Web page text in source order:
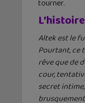
tourner.
L’histoire
Altek est le
Pourtant, ce
rêve que de
cour,
secret